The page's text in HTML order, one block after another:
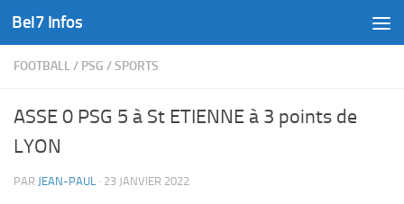
Skip to content
Bel7 Infos
FOOTBALL/ PSG /SPORTS
ASSE 0 PSG 5 à St ETIENNE à 3 points de
LYON
PAR JEAN-PAUL · 23 JANVIER 2022